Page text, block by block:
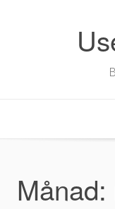
Månad: